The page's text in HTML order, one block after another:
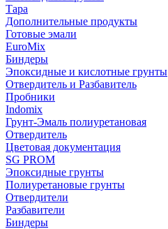
Тара
Дополнительные продукты
Готовые эмали
EuroMix
Биндеры
Эпоксидные и кислотные грунты
Отвердитель и Разбавитель
Пробники
Indomix
Грунт-Эмаль полиуретановая
Отвердитель
Цветовая документация
SG PROM
Эпоксидные грунты
Полиуретановые грунты
Отвердители
Разбавители
Биндеры